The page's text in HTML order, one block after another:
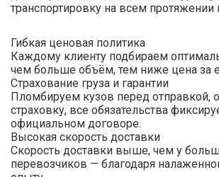
транспортировку на всем протяжении
Гибкая ценовая политика
Каждому клиенту подбираем
чем больше объём, тем ниже цена за
Страхование груза и гарантии
Пломбируем кузов перед отправкой,
страховку, все обязательства
официальном договоре.
Высокая скорость доставки
Скорость доставки выше, чем у
перевозчиков — благодаря